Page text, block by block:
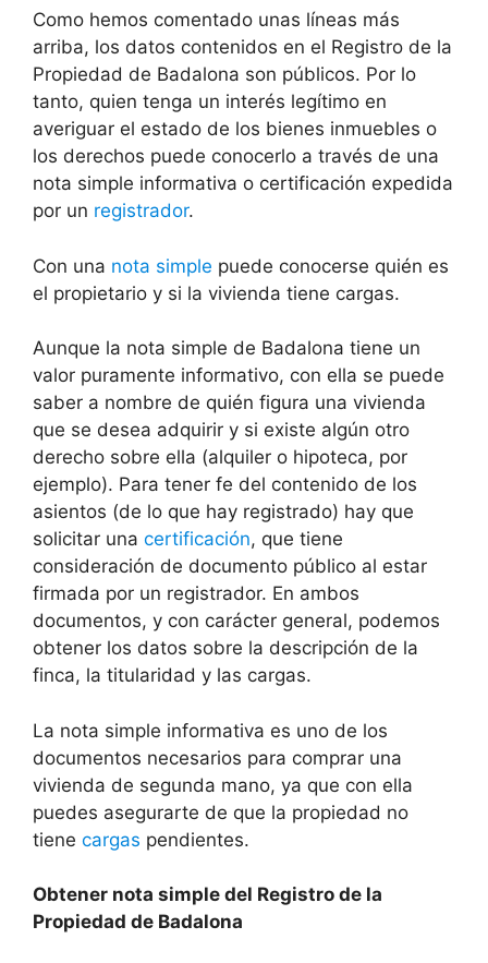
Como hemos comentado unas líneas más
arriba, los datos contenidos en el Registro de la
Propiedad de Badalona son públicos. Por lo
tanto, quien tenga un interés legítimo en
averiguar el estado de los bienes inmuebles o
los derechos puede conocerlo a través de una
nota simple informativa o certificación expedida
por un registrador.
Con una nota simple puede conocerse quién es
el propietario y si la vivienda tiene cargas.
Aunque la nota simple de Badalona tiene un
valor puramente informativo, con ella se puede
saber a nombre de quién figura una vivienda
que se desea adquirir y si existe algún otro
derecho sobre ella (alquiler o hipoteca, por
ejemplo). Para tener fe del contenido de los
asientos (de lo que hay registrado) hay que
solicitar una certificación, que tiene
consideración de documento público al estar
firmada por un registrador. En ambos
documentos, y con carácter general, podemos
obtener los datos sobre la descripción de la
finca, la titularidad y las cargas.
La nota simple informativa es uno de los
documentos necesarios para comprar una
vivienda de segunda mano, ya que con ella
puedes asegurarte de que la propiedad no
tiene cargas pendientes.
Obtener nota simple del Registro de la
Propiedad de Badalona